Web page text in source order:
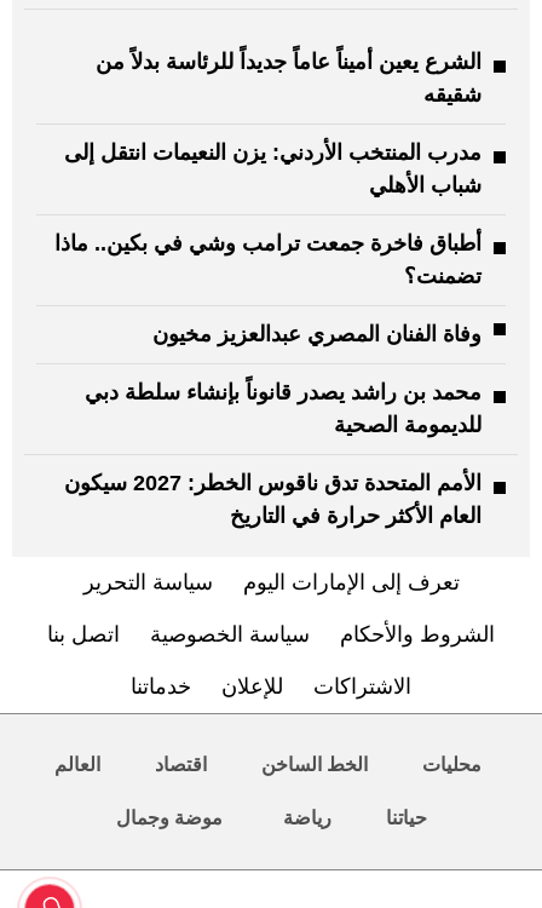
الشرع يعين أميناً عاماً جديداً للرئاسة بدلاً من
شقيقه
مدرب المنتخب الأردني: يزن النعيمات انتقل إلى
شباب الأهلي
أطباق فاخرة جمعت ترامب وشي في بكين.. ماذا
تضمنت؟
وفاة الفنان المصري عبدالعزيز مخيون
محمد بن راشد يصدر قانوناً بإنشاء سلطة دبي
للديمومة الصحية
الأمم المتحدة تدق ناقوس الخطر: 2027 سيكون
العام الأكثر حرارة في التاريخ
تعرف إلى الإمارات اليوم سياسة التحرير
الشروط والأحكام سياسة الخصوصية اتصل بنا
الاشتراكات للإعلان خدماتنا
محليات الخط الساخن اقتصاد العالم
حياتنا رياضة موضة وجمال